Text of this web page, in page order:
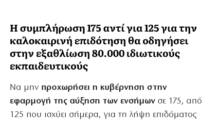
H συμπλήρωση 175 αντί για 125 για την
καλοκαιρινή επιδότηση θα οδηγήσει
στην εξαθλίωση 80.000 ιδιωτικούς
εκπαιδευτικούς
Να μην προχωρήσει η κυβέρνηση στην
εφαρμογή της αύξηση των ενσήμων σε 175, από
125 που ισχύει σήμερα, για τη λήψη επιδόματος